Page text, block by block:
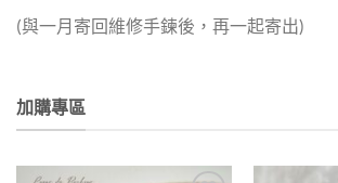
(與一月寄回維修手鍊後，再一起寄出)
加購專區